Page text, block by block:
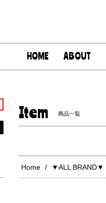
HOME ABOUT
Item 商品一覧
Home ▼ALL BRAND▼